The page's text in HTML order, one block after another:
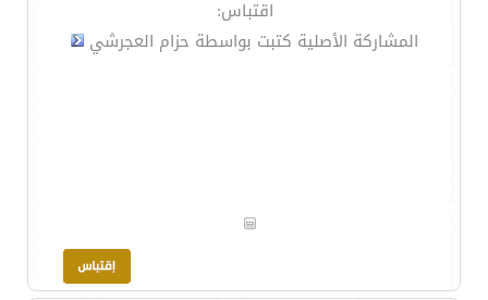
اقتباس:
المشاركة الأصلية كتبت بواسطة حزام العجرشي